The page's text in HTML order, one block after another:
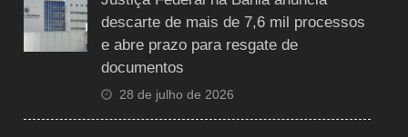
descarte de mais de 7,6 mil processos
e abre prazo para resgate de
documentos
28 de julho de 2026